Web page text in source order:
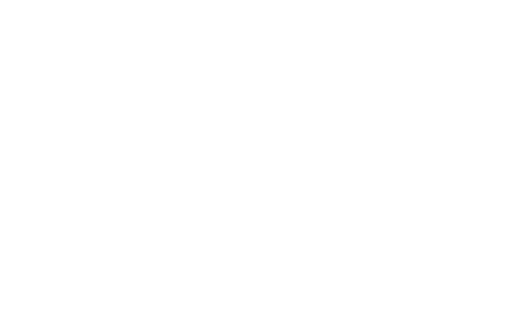
ありません。
です。
ず変更すること